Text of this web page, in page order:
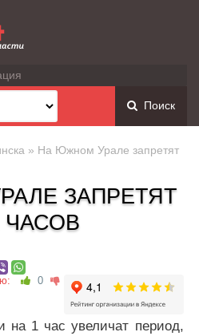
Поиск
» На Южном Урале запретят
ЗАПРЕТЯТ
ЧАСОВ
0
на 1 час увеличат период,